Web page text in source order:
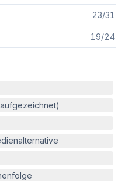
23/31
19/24